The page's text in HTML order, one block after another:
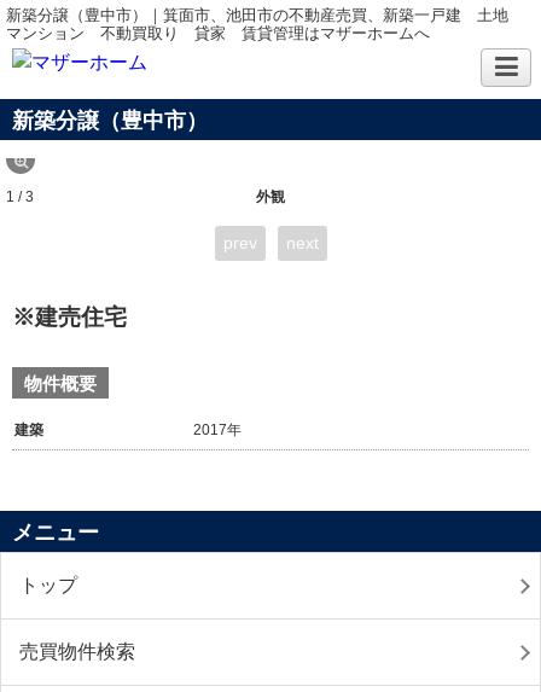
新築分譲（豊中市）｜箕面市、池田市の不動産売買、新築一戸建 土地
マンション 不動買取り 貸家 賃貸管理はマザーホームへ
新築分譲（豊中市）
外観
1 / 3
prev next
※建売住宅
物件概要
建築 2017年
メニュー
トップ
売買物件検索